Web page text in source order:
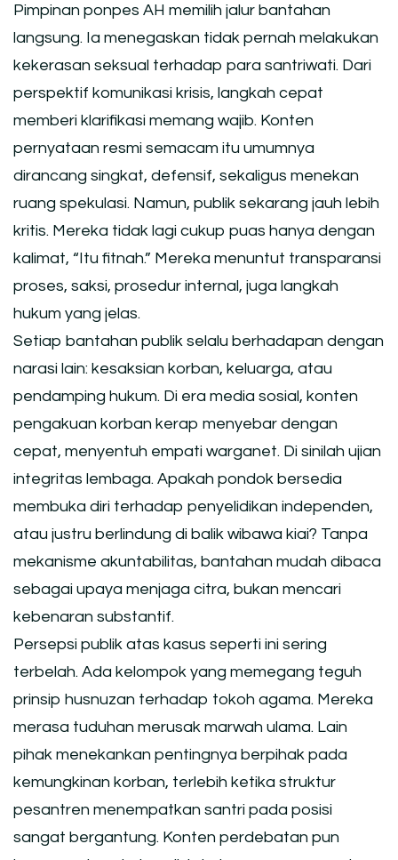
Pimpinan ponpes AH memilih jalur bantahan
langsung. Ia menegaskan tidak pernah melakukan
kekerasan seksual terhadap para santriwati. Dari
perspektif komunikasi krisis, langkah cepat
memberi klarifikasi memang wajib. Konten
pernyataan resmi semacam itu umumnya
dirancang singkat, defensif, sekaligus menekan
ruang spekulasi. Namun, publik sekarang jauh lebih
kritis. Mereka tidak lagi cukup puas hanya dengan
kalimat, “Itu fitnah.” Mereka menuntut transparansi
proses, saksi, prosedur internal, juga langkah
hukum yang jelas.
Setiap bantahan publik selalu berhadapan dengan
narasi lain: kesaksian korban, keluarga, atau
pendamping hukum. Di era media sosial, konten
pengakuan korban kerap menyebar dengan
cepat, menyentuh empati warganet. Di sinilah ujian
integritas lembaga. Apakah pondok bersedia
membuka diri terhadap penyelidikan independen,
atau justru berlindung di balik wibawa kiai? Tanpa
mekanisme akuntabilitas, bantahan mudah dibaca
sebagai upaya menjaga citra, bukan mencari
kebenaran substantif.
Persepsi publik atas kasus seperti ini sering
terbelah. Ada kelompok yang memegang teguh
prinsip husnuzan terhadap tokoh agama. Mereka
merasa tuduhan merusak marwah ulama. Lain
pihak menekankan pentingnya berpihak pada
kemungkinan korban, terlebih ketika struktur
pesantren menempatkan santri pada posisi
sangat bergantung. Konten perdebatan pun